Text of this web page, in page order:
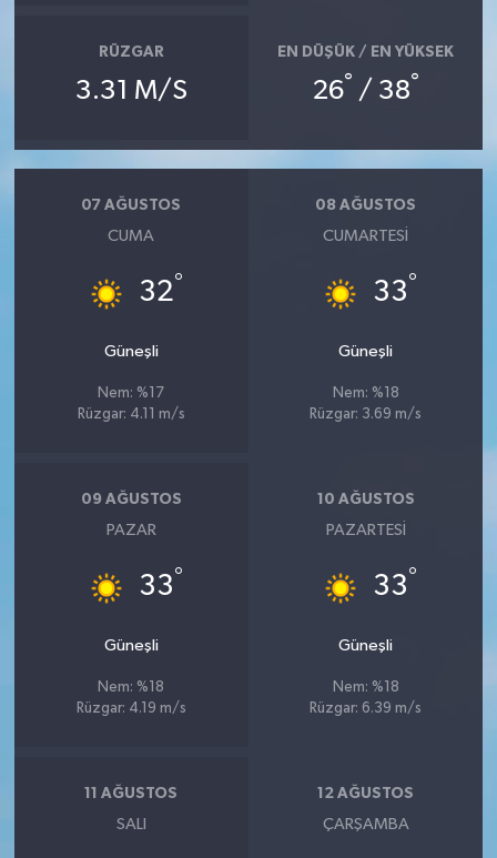
RÜZGAR
3.31 M/S
EN DÜŞÜK / EN YÜKSEK
26° / 38°
07 AĞUSTOS
CUMA
32°
Güneşli
Nem: %17
Rüzgar: 4.11 m/s
08 AĞUSTOS
CUMARTESI
33°
Güneşli
Nem: %18
Rüzgar: 3.69 m/s
09 AĞUSTOS
PAZAR
33°
Güneşli
Nem: %18
Rüzgar: 4.19 m/s
10 AĞUSTOS
PAZARTESI
33°
Güneşli
Nem: %18
Rüzgar: 6.39 m/s
11 AĞUSTOS
SALI
12 AĞUSTOS
ÇARŞAMBA